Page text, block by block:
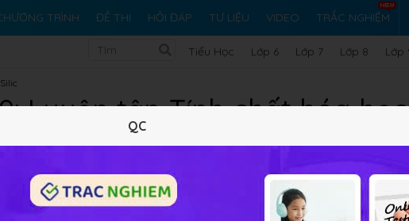
TRÌNH ĐỀ THI HỎI ĐÁP TƯ LIỆU VIDEO TRẮC NGHIỆM
Tiểu Học Lớp 6 Lớp 7 Lớp 8 Lớp
Luyện tập Tính chất hóa
các hợp chất của chúng
Lý thuyết 10Trắc nghiệm BT SGK 192FAQ
QC